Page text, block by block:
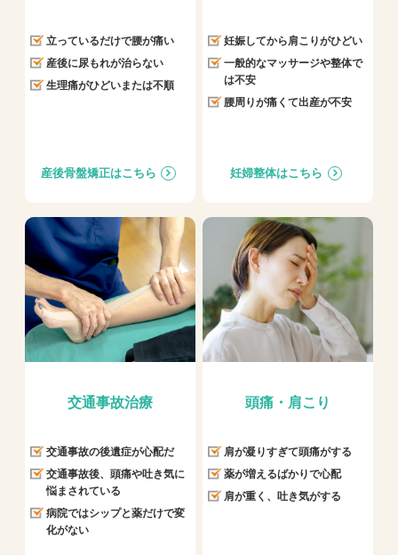
立っているだけで腰が痛い
産後に尿もれが治らない
生理痛がひどいまたは不順
産後骨盤矯正はこちら
妊娠してから肩こりがひどい
一般的なマッサージや整体で
は不安
腰周りが痛くて出産が不安
妊婦整体はこちら
交通事故治療
交通事故の後遺症が心配だ
交通事故後、頭痛や吐き気に
悩まされている
病院ではシップと薬だけで変
化がない
頭痛・肩こり
肩が凝りすぎて頭痛がする
薬が増えるばかりで心配
肩が重く、吐き気がする